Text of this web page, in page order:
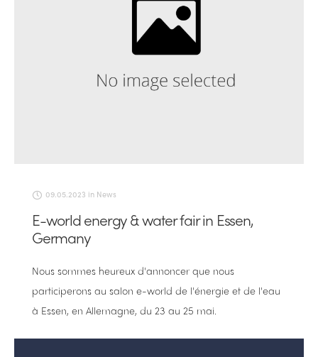
09.05.2023 in News
E-world energy & water fair in Essen,
Germany
Nous sommes heureux d'annoncer que nous
participerons au salon e-world de l'énergie et de l'eau
à Essen, en Allemagne, du 23 au 25 mai.